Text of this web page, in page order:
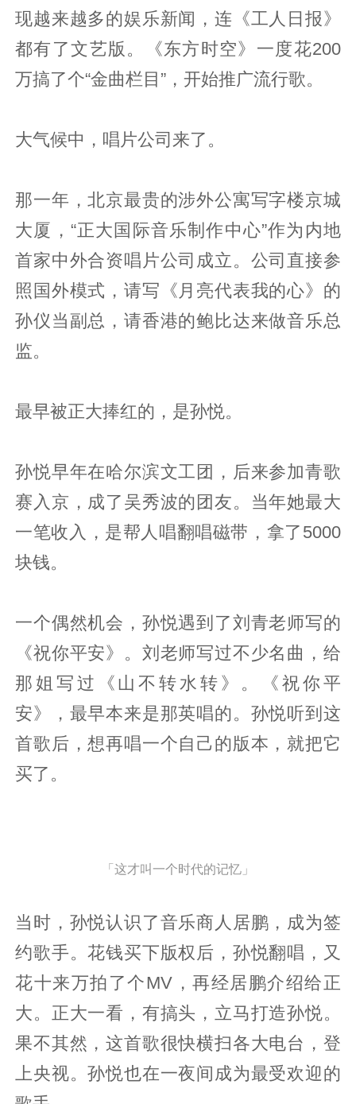
现越来越多的娱乐新闻，连《工人日报》
都有了文艺版。《东方时空》一度花200
万搞了个“金曲栏目”，开始推广流行歌。
大气候中，唱片公司来了。
那一年，北京最贵的涉外公寓写字楼京城
大厦，“正大国际音乐制作中心”作为内地
首家中外合资唱片公司成立。公司直接参
照国外模式，请写《月亮代表我的心》的
孙仪当副总，请香港的鲍比达来做音乐总
监。
最早被正大捧红的，是孙悦。
孙悦早年在哈尔滨文工团，后来参加青歌
赛入京，成了吴秀波的团友。当年她最大
一笔收入，是帮人唱翻唱磁带，拿了5000
块钱。
一个偶然机会，孙悦遇到了刘青老师写的
《祝你平安》。刘老师写过不少名曲，给
那姐写过《山不转水转》。《祝你平
安》，最早本来是那英唱的。孙悦听到这
首歌后，想再唱一个自己的版本，就把它
买了。
「这才叫一个时代的记忆」
当时，孙悦认识了音乐商人居鹏，成为签
约歌手。花钱买下版权后，孙悦翻唱，又
花十来万拍了个MV，再经居鹏介绍给正
大。正大一看，有搞头，立马打造孙悦。
果不其然，这首歌很快横扫各大电台，登
上央视。孙悦也在一夜间成为最受欢迎的